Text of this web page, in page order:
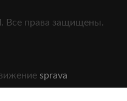
. Все права защищены.
sprava